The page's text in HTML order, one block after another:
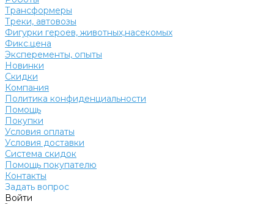
Трансформеры
Треки, автовозы
Фигурки героев, животных,насекомых
Фикс.цена
Эксперементы, опыты
Новинки
Скидки
Компания
Политика конфиденциальности
Помощь
Покупки
Условия оплаты
Условия доставки
Система скидок
Помощь покупателю
Контакты
Задать вопрос
Войти